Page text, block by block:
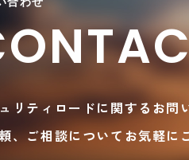
リティロードに関するお問
、ご相談についてお気軽に